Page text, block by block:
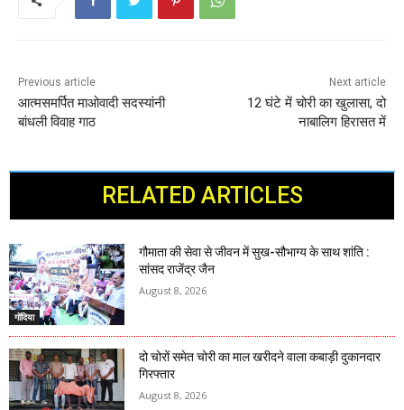
Previous article
आत्मसमर्पित माओवादी सदस्यांनी
बांधली विवाह गाठ
Next article
12 घंटे में चोरी का खुलासा, दो
नाबालिग हिरासत में
RELATED ARTICLES
गोंदिया
गौमाता की सेवा से जीवन में सुख-सौभाग्य के साथ शांति :
सांसद राजेंद्र जैन
August 8, 2026
दो चोरों समेत चोरी का माल खरीदने वाला कबाड़ी दुकानदार
गिरफ्तार
August 8, 2026